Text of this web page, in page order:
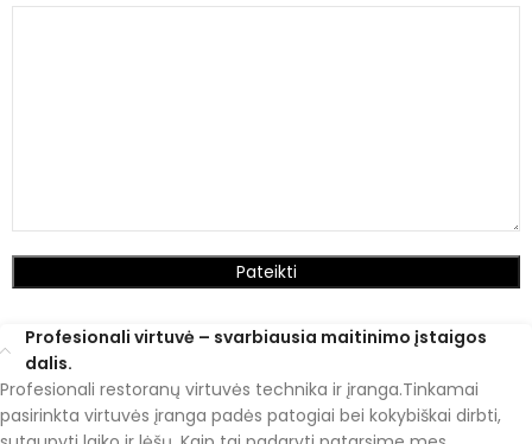
Profesionali virtuvė – svarbiausia maitinimo įstaigos
dalis.
Profesionali restoranų virtuvės technika ir įranga.Tinkamai
pasirinkta virtuvės įranga padės patogiai bei kokybiškai dirbti,